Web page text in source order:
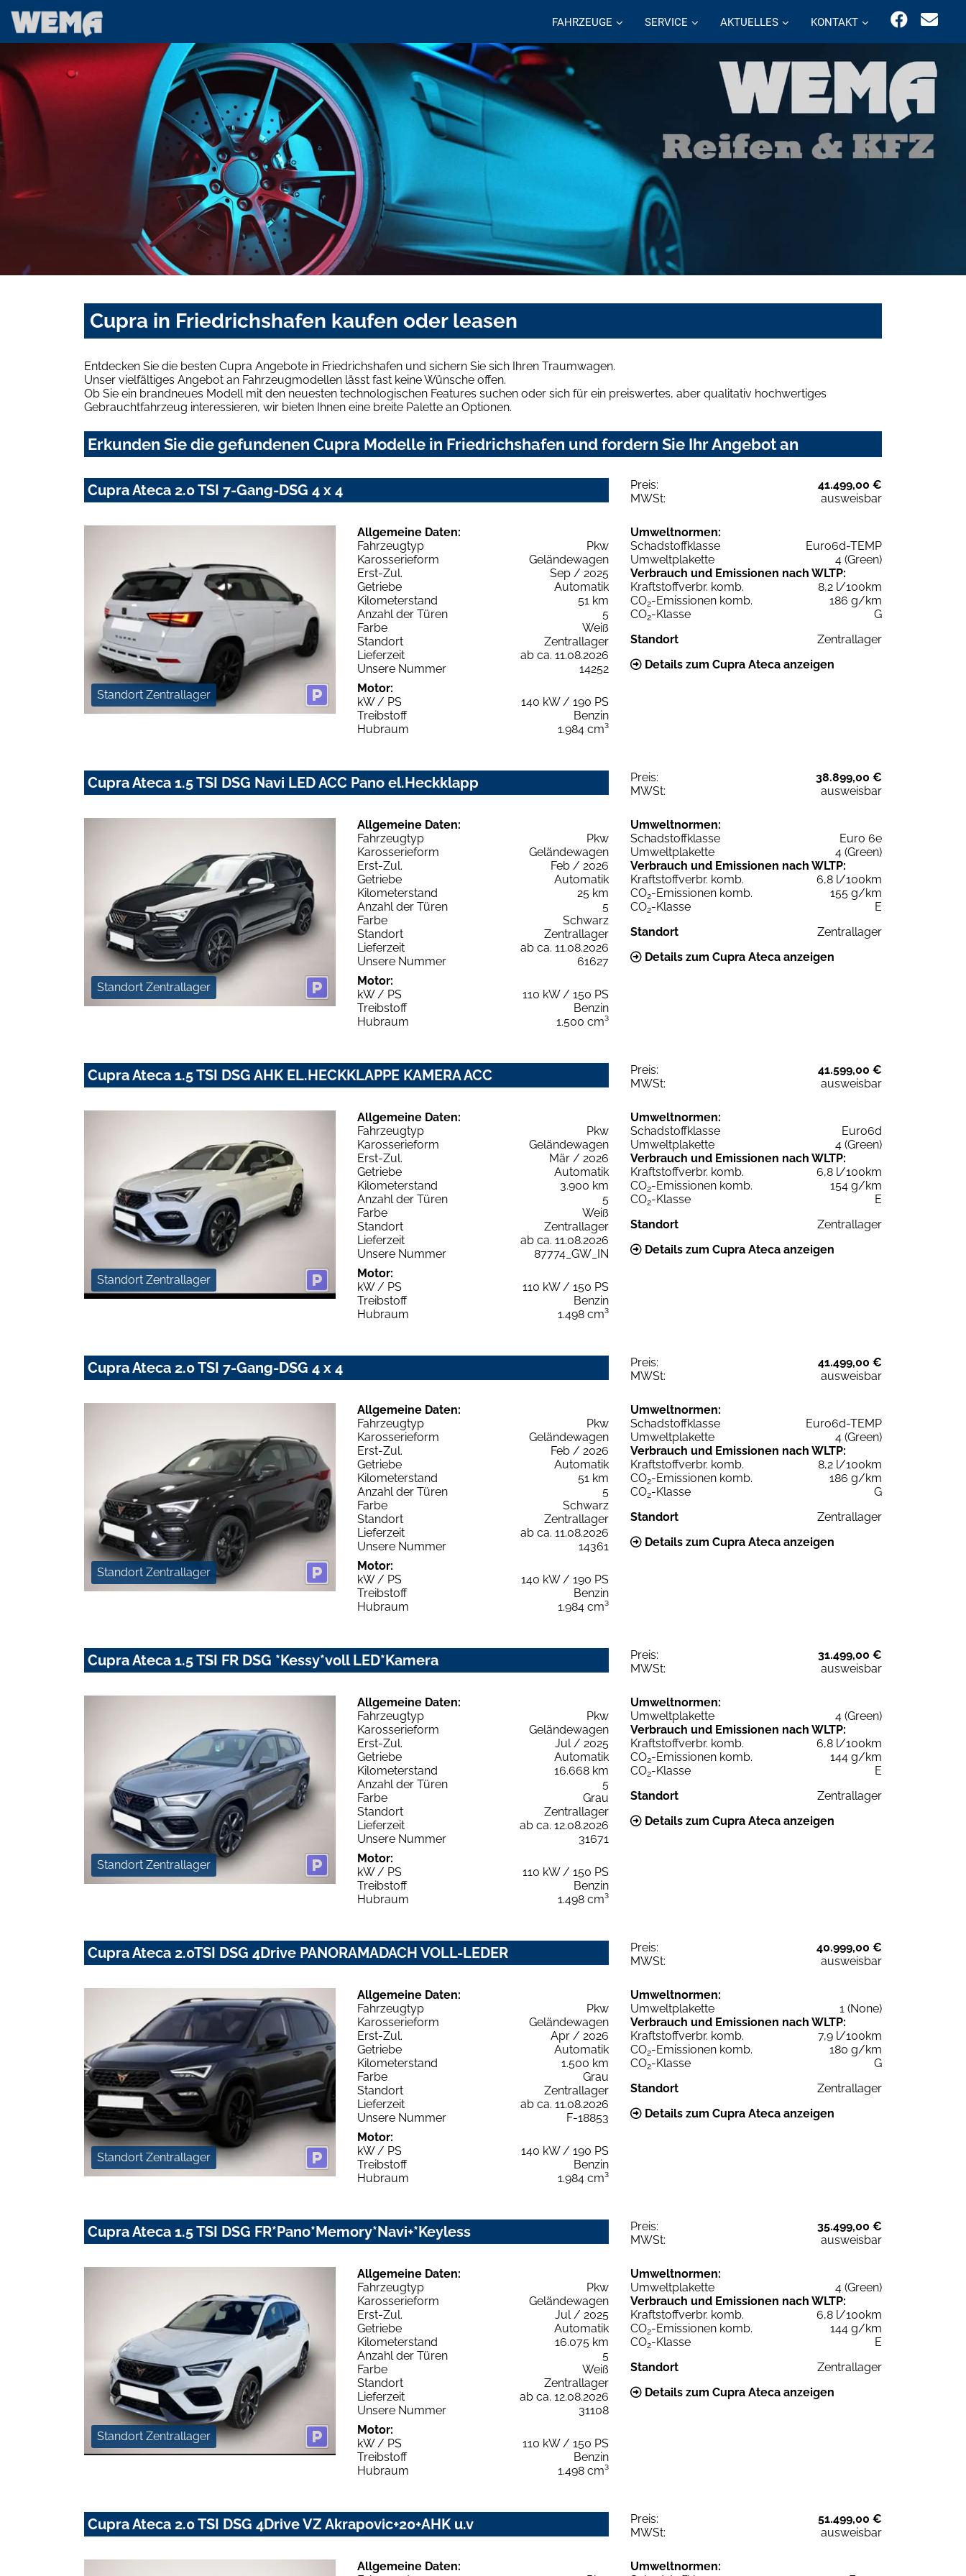
FAHRZEUGE SERVICE AKTUELLES KONTAKT
Cupra in Friedrichshafen kaufen oder leasen
Entdecken Sie die besten Cupra Angebote in Friedrichshafen und sichern Sie sich Ihren Traumwagen.
Unser vielfältiges Angebot an Fahrzeugmodellen lässt fast keine Wünsche offen.
Ob Sie ein brandneues Modell mit den neuesten technologischen Features suchen oder sich für ein preiswertes, aber qualitativ hochwertiges
Gebrauchtfahrzeug interessieren, wir bieten Ihnen eine breite Palette an Optionen.
Erkunden Sie die gefundenen Cupra Modelle in Friedrichshafen und fordern Sie Ihr Angebot an
Cupra Ateca 2.0 TSI 7-Gang-DSG 4 x 4 Preis:
41.499,00 €
MWSt:
ausweisbar
Standort Zentrallager
Allgemeine Daten:
Fahrzeugtyp
Pkw
Karosserieform
Geländewagen
Erst-Zul.
Sep / 2025
Getriebe
Automatik
Kilometerstand
51 km
Anzahl der Türen
5
Farbe
Weiß
Standort
Zentrallager
Lieferzeit
ab ca. 11.08.2026
Unsere Nummer
14252
Motor:
kW / PS
140 kW / 190 PS
Treibstoff
Benzin
Hubraum
1.984 cm³
Umweltnormen:
Schadstoffklasse
Euro6d-TEMP
Umweltplakette
4 (Green)
Verbrauch und Emissionen nach WLTP:
Kraftstoffverbr. komb.
8,2 l/100km
CO2-Emissionen komb.
186 g/km
CO2-Klasse
G
Standort
Zentrallager
Details zum Cupra Ateca anzeigen
Cupra Ateca 1.5 TSI DSG Navi LED ACC Pano el.Heckklapp Preis:
38.899,00 €
MWSt:
ausweisbar
Standort Zentrallager
Allgemeine Daten:
Fahrzeugtyp
Pkw
Karosserieform
Geländewagen
Erst-Zul.
Feb / 2026
Getriebe
Automatik
Kilometerstand
25 km
Anzahl der Türen
5
Farbe
Schwarz
Standort
Zentrallager
Lieferzeit
ab ca. 11.08.2026
Unsere Nummer
61627
Motor:
kW / PS
110 kW / 150 PS
Treibstoff
Benzin
Hubraum
1.500 cm³
Umweltnormen:
Schadstoffklasse
Euro 6e
Umweltplakette
4 (Green)
Verbrauch und Emissionen nach WLTP:
Kraftstoffverbr. komb.
6,8 l/100km
CO2-Emissionen komb.
155 g/km
CO2-Klasse
E
Standort
Zentrallager
Details zum Cupra Ateca anzeigen
Cupra Ateca 1.5 TSI DSG AHK EL.HECKKLAPPE KAMERA ACC Preis:
41.599,00 €
MWSt:
ausweisbar
Standort Zentrallager
Allgemeine Daten:
Fahrzeugtyp
Pkw
Karosserieform
Geländewagen
Erst-Zul.
Mär / 2026
Getriebe
Automatik
Kilometerstand
3.900 km
Anzahl der Türen
5
Farbe
Weiß
Standort
Zentrallager
Lieferzeit
ab ca. 11.08.2026
Unsere Nummer
87774_GW_IN
Motor:
kW / PS
110 kW / 150 PS
Treibstoff
Benzin
Hubraum
1.498 cm³
Umweltnormen:
Schadstoffklasse
Euro6d
Umweltplakette
4 (Green)
Verbrauch und Emissionen nach WLTP:
Kraftstoffverbr. komb.
6,8 l/100km
CO2-Emissionen komb.
154 g/km
CO2-Klasse
E
Standort
Zentrallager
Details zum Cupra Ateca anzeigen
Cupra Ateca 2.0 TSI 7-Gang-DSG 4 x 4 Preis:
41.499,00 €
MWSt:
ausweisbar
Standort Zentrallager
Allgemeine Daten:
Fahrzeugtyp
Pkw
Karosserieform
Geländewagen
Erst-Zul.
Feb / 2026
Getriebe
Automatik
Kilometerstand
51 km
Anzahl der Türen
5
Farbe
Schwarz
Standort
Zentrallager
Lieferzeit
ab ca. 11.08.2026
Unsere Nummer
14361
Motor:
kW / PS
140 kW / 190 PS
Treibstoff
Benzin
Hubraum
1.984 cm³
Umweltnormen:
Schadstoffklasse
Euro6d-TEMP
Umweltplakette
4 (Green)
Verbrauch und Emissionen nach WLTP:
Kraftstoffverbr. komb.
8,2 l/100km
CO2-Emissionen komb.
186 g/km
CO2-Klasse
G
Standort
Zentrallager
Details zum Cupra Ateca anzeigen
Cupra Ateca 1.5 TSI FR DSG *Kessy*voll LED*Kamera Preis:
31.499,00 €
MWSt:
ausweisbar
Standort Zentrallager
Allgemeine Daten:
Fahrzeugtyp
Pkw
Karosserieform
Geländewagen
Erst-Zul.
Jul / 2025
Getriebe
Automatik
Kilometerstand
16.668 km
Anzahl der Türen
5
Farbe
Grau
Standort
Zentrallager
Lieferzeit
ab ca. 12.08.2026
Unsere Nummer
31671
Motor:
kW / PS
110 kW / 150 PS
Treibstoff
Benzin
Hubraum
1.498 cm³
Umweltnormen:
Umweltplakette
4 (Green)
Verbrauch und Emissionen nach WLTP:
Kraftstoffverbr. komb.
6,8 l/100km
CO2-Emissionen komb.
144 g/km
CO2-Klasse
E
Standort
Zentrallager
Details zum Cupra Ateca anzeigen
Cupra Ateca 2.0TSI DSG 4Drive PANORAMADACH VOLL-LEDER Preis:
40.999,00 €
MWSt:
ausweisbar
Standort Zentrallager
Allgemeine Daten:
Fahrzeugtyp
Pkw
Karosserieform
Geländewagen
Erst-Zul.
Apr / 2026
Getriebe
Automatik
Kilometerstand
1.500 km
Farbe
Grau
Standort
Zentrallager
Lieferzeit
ab ca. 11.08.2026
Unsere Nummer
F-18853
Motor:
kW / PS
140 kW / 190 PS
Treibstoff
Benzin
Hubraum
1.984 cm³
Umweltnormen:
Umweltplakette
1 (None)
Verbrauch und Emissionen nach WLTP:
Kraftstoffverbr. komb.
7,9 l/100km
CO2-Emissionen komb.
180 g/km
CO2-Klasse
G
Standort
Zentrallager
Details zum Cupra Ateca anzeigen
Cupra Ateca 1.5 TSI DSG FR*Pano*Memory*Navi+*Keyless Preis:
35.499,00 €
MWSt:
ausweisbar
Standort Zentrallager
Allgemeine Daten:
Fahrzeugtyp
Pkw
Karosserieform
Geländewagen
Erst-Zul.
Jul / 2025
Getriebe
Automatik
Kilometerstand
16.075 km
Anzahl der Türen
5
Farbe
Weiß
Standort
Zentrallager
Lieferzeit
ab ca. 12.08.2026
Unsere Nummer
31108
Motor:
kW / PS
110 kW / 150 PS
Treibstoff
Benzin
Hubraum
1.498 cm³
Umweltnormen:
Umweltplakette
4 (Green)
Verbrauch und Emissionen nach WLTP:
Kraftstoffverbr. komb.
6,8 l/100km
CO2-Emissionen komb.
144 g/km
CO2-Klasse
E
Standort
Zentrallager
Details zum Cupra Ateca anzeigen
Cupra Ateca 2.0 TSI DSG 4Drive VZ Akrapovic+20+AHK u.v Preis:
51.499,00 €
MWSt:
ausweisbar
Allgemeine Daten:
Umweltnormen: